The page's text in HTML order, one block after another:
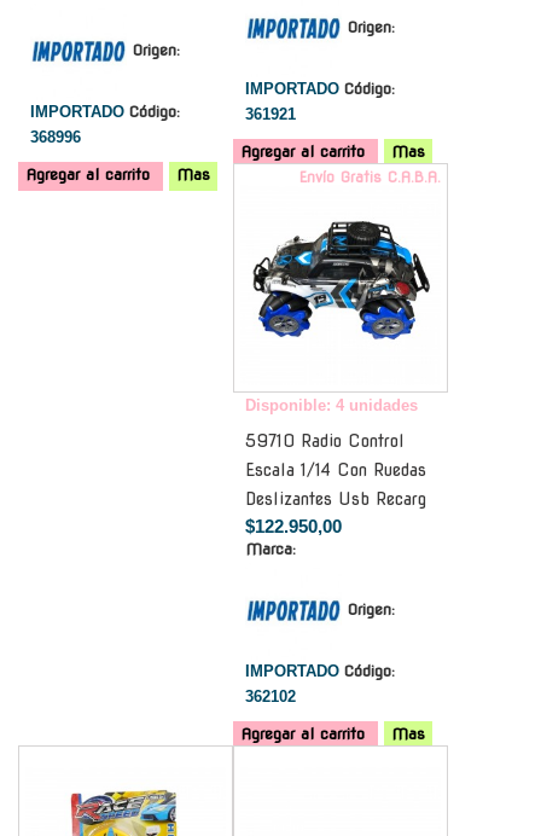
Origen:
IMPORTADO Código:
368996
Agregar al carrito Mas
Origen:
IMPORTADO Código:
361921
Agregar al carrito
Mas
Envío Gratis C.A.B.A.
Disponible: 4 unidades
59710 Radio Control
Escala 1/14 Con Ruedas
Deslizantes Usb Recarg
$122.950,00
Marca:
Origen:
IMPORTADO Código:
362102
Agregar al carrito
Mas